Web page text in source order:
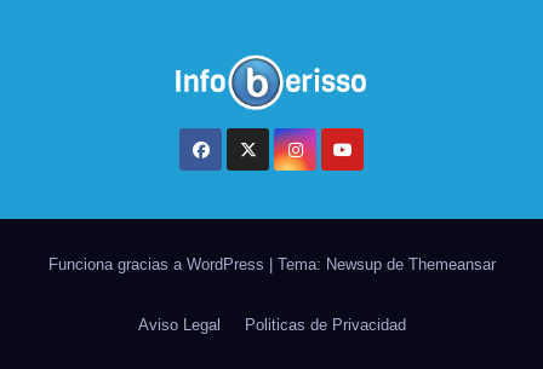
Funciona gracias a WordPress Tema: Newsup de Themeansar
Aviso Legal Politicas de Privacidad